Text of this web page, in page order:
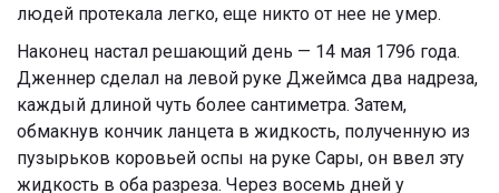
людей протекала легко, еще никто от нее не умер.
Наконец настал решающий день — 14 мая 1796 года.
Дженнер сделал на левой руке Джеймса два надреза,
каждый длиной чуть более сантиметра. Затем,
обмакнув кончик ланцета в жидкость, полученную из
пузырьков коровьей оспы на руке Сары, он ввел эту
жидкость в оба разреза. Через восемь дней у